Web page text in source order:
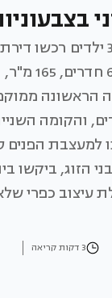
זוג בשנות ה 40 להם 3
ברחובות.
הראשונה
והקומה
למעצבת הפנים
הזוג, ביקשו
עיצוב כפרי
3 דקות קריאה